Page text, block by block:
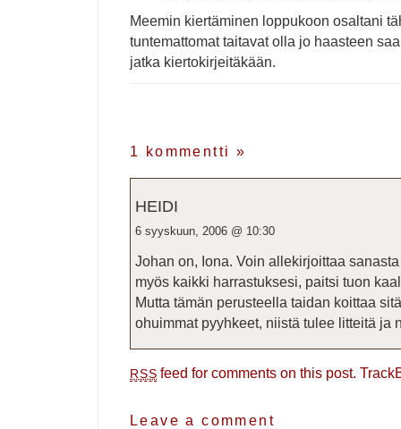
Meemin kiertäminen loppukoon osaltani
tuntemattomat taitavat olla jo haasteen
jatka kiertokirjeitäkään.
1 kommentti »
HEIDI
6 syyskuun, 2006 @ 10:30
Johan on, Iona. Voin allekirjoittaa
myös kaikki harrastuksesi, paitsi tuon
Mutta tämän perusteella taidan koittaa
ohuimmat pyyhkeet, niistä tulee litteitä ja
RSS feed for comments on this post.
Leave a comment